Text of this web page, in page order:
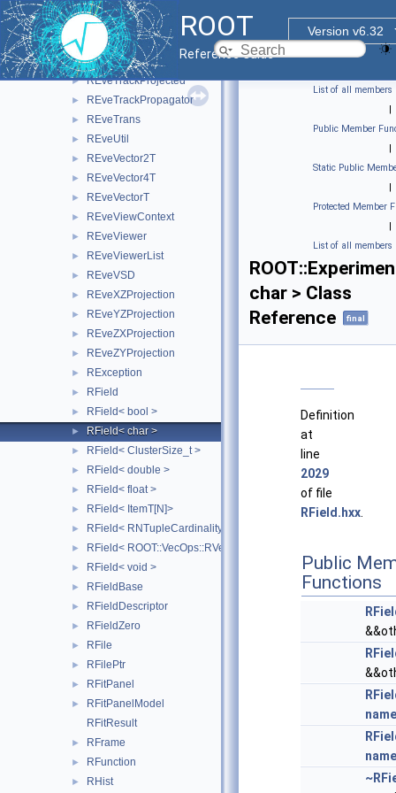
ROOT
Version v6.32
Reference Guide
► REveTableViewInfo
► REveTrack
► REveTrackList
► REveTrackListProjected
► REveTrackProjected
► REveTrackPropagator
► REveTrans
► REveUtil
► REveVector2T
► REveVector4T
► REveVectorT
► REveViewContext
► REveViewer
► REveViewerList
► REveVSD
► REveXZProjection
► REveYZProjection
► REveZXProjection
► REveZYProjection
► RException
► RField
► RField< bool >
► RField< char >
► RField< ClusterSize_t >
► RField< double >
► RField< float >
► RField< ItemT[N]>
► RField< RNTupleCardinality< SizeT > >
► RField< ROOT::VecOps::RVec< ItemT > >
► RField< void >
► RFieldBase
► RFieldDescriptor
► RFieldZero
► RFile
► RFilePtr
► RFitPanel
►
RFitPanelModel
RFitResult
► RFrame
► RFunction
► RHist
List of all members
|
Public Member
|
Static Public
|
Protected Member
|
List of all members
char > Class
Reference
final
Definition
at
line
2029
of file
RField.hxx
Public
Functions
name
name